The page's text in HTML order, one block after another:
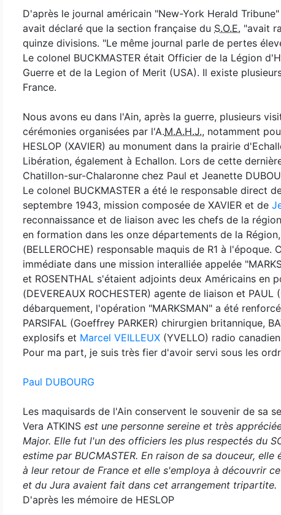
D'après le journal américain "New-York Herald
avait déclaré que la section française du S.O.E. "avait
quinze divisions. "Le même journal parle de pertes
Le colonel BUCKMASTER était Officier de la Légion
Guerre et de la Legion of Merit (USA). Il existe
France.
Nous avons eu dans l'Ain, après la guerre, plusieurs
cérémonies organisées par l'A.M.A.H.J., notamment
HESLOP (XAVIER) au monument dans la prairie
Libération, également à EchalIon. Lors de cette
Chatillon-sur-Chalaronne chez Paul et Jeanette
Le colonel BUCKMASTER a été le responsable direct
septembre 1943, mission composée de XAVIER et de
reconnaissance et de liaison avec les chefs de la région
en formation dans les onze départements de la
(BELLEROCHE) responsable maquis de R1 à
immédiate dans une mission interalliée appelée
et ROSENTHAL s'étaient adjoints deux Américains en
(DEVEREAUX ROCHESTER) agente de liaison et PAUL (
débarquement, l'opération "MARKSMAN" a été
PARSIFAL (Goeffrey PARKER) chirurgien britannique,
explosifs et Marcel VEILLEUX (YVELLO) radio
Pour ma part, je suis très fier d'avoir servi sous les
Paul DUBOURG
Les maquisards de l'Ain conservent le souvenir de sa
Vera ATKINS est une personne sereine et très
Major. Elle fut l'un des officiers les plus respectés du
estime par BUCMASTER. En raison de sa douceur,
à leur retour de France et elle s'employa à découvrir
et du Jura avaient fait dans cet arrangement tripartite.
D'après les mémoire de HESLOP